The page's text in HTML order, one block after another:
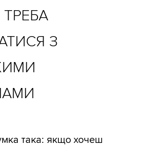
З
така: якщо хочеш